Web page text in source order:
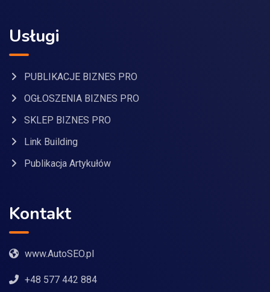
Usługi
PUBLIKACJE BIZNES PRO
OGŁOSZENIA BIZNES PRO
SKLEP BIZNES PRO
Link Building
Publikacja Artykułów
Kontakt
www.AutoSEO.pl
+48 577 442 884